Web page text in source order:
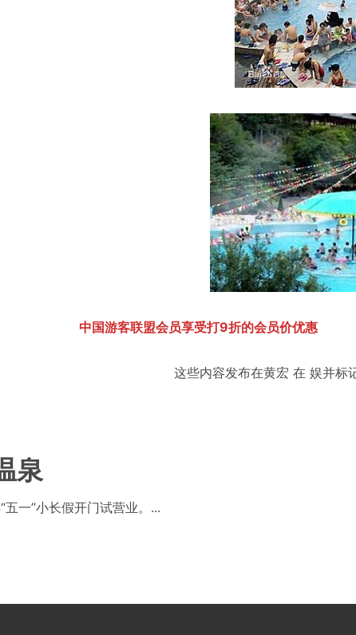
中国游客联盟会员享受打9折的会员价优惠
这些内容发布在黄宏 在 娱并标
泉
五一”小长假开门试营业。...